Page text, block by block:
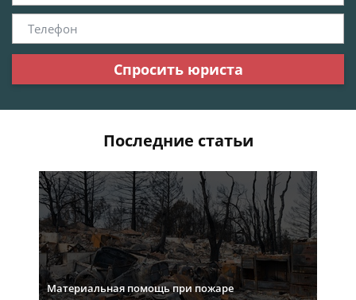
Спросить юриста
Последние статьи
Материальная помощь при пожаре